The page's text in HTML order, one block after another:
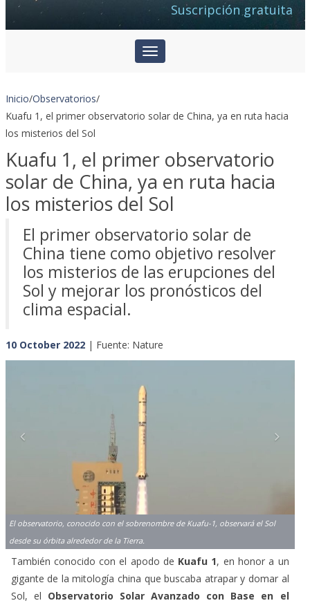
Suscripción gratuita
Inicio/Observatorios/
Kuafu 1, el primer observatorio solar de China, ya en ruta hacia
los misterios del Sol
Kuafu 1, el primer observatorio
solar de China, ya en ruta hacia
los misterios del Sol
El primer observatorio solar de
China tiene como objetivo resolver
los misterios de las erupciones del
Sol y mejorar los pronósticos del
clima espacial.
10 October 2022| Fuente: Nature
El observatorio, conocido con el sobrenombre de Kuafu-1, observará el Sol
desde su órbita alrededor de la Tierra.
También conocido con el apodo de Kuafu 1, en honor a un
gigante de la mitología china que buscaba atrapar y domar al
Sol, el Observatorio Solar Avanzado con Base en el